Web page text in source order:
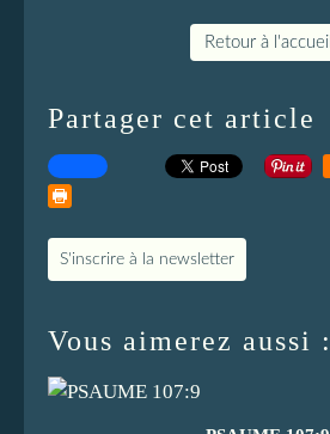
Retour à l'accueil
Partager cet article
S'inscrire à la newsletter
Vous aimerez aussi :